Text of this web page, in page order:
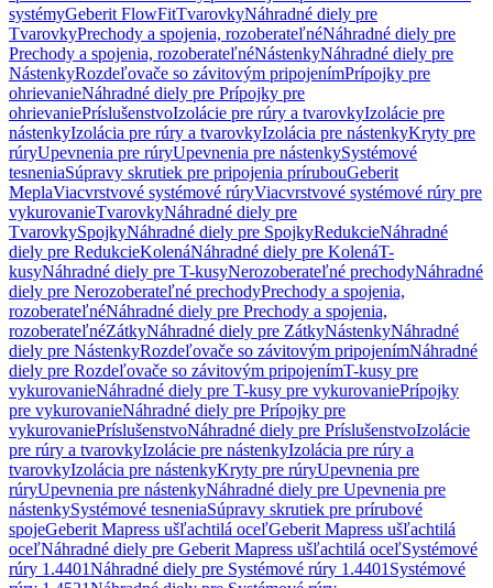
systémyGeberit FlowFitTvarovkyNáhradné diely pre
TvarovkyPrechody a spojenia, rozoberateľnéNáhradné diely pre
Prechody a spojenia, rozoberateľnéNástenkyNáhradné diely pre
NástenkyRozdeľovače so závitovým pripojenímPrípojky pre
ohrievanieNáhradné diely pre Prípojky pre
ohrievaniePríslušenstvoIzolácie pre rúry a tvarovkyIzolácie pre
nástenkyIzolácia pre rúry a tvarovkyIzolácia pre nástenkyKryty pre
rúryUpevnenia pre rúryUpevnenia pre nástenkySystémové
tesneniaSúpravy skrutiek pre pripojenia prírubouGeberit
MeplaViacvrstvové systémové rúryViacvrstvové systémové rúry pre
vykurovanieTvarovkyNáhradné diely pre
TvarovkySpojkyNáhradné diely pre SpojkyRedukcieNáhradné
diely pre RedukcieKolenáNáhradné diely pre KolenáT-
kusyNáhradné diely pre T-kusyNerozoberateľné prechodyNáhradné
diely pre Nerozoberateľné prechodyPrechody a spojenia,
rozoberateľnéNáhradné diely pre Prechody a spojenia,
rozoberateľnéZátkyNáhradné diely pre ZátkyNástenkyNáhradné
diely pre NástenkyRozdeľovače so závitovým pripojenímNáhradné
diely pre Rozdeľovače so závitovým pripojenímT-kusy pre
vykurovanieNáhradné diely pre T-kusy pre vykurovaniePrípojky
pre vykurovanieNáhradné diely pre Prípojky pre
vykurovaniePríslušenstvoNáhradné diely pre PríslušenstvoIzolácie
pre rúry a tvarovkyIzolácie pre nástenkyIzolácia pre rúry a
tvarovkyIzolácia pre nástenkyKryty pre rúryUpevnenia pre
rúryUpevnenia pre nástenkyNáhradné diely pre Upevnenia pre
nástenkySystémové tesneniaSúpravy skrutiek pre prírubové
spojeGeberit Mapress ušľachtilá oceľGeberit Mapress ušľachtilá
oceľNáhradné diely pre Geberit Mapress ušľachtilá oceľSystémové
rúry 1.4401Náhradné diely pre Systémové rúry 1.4401 Systémové